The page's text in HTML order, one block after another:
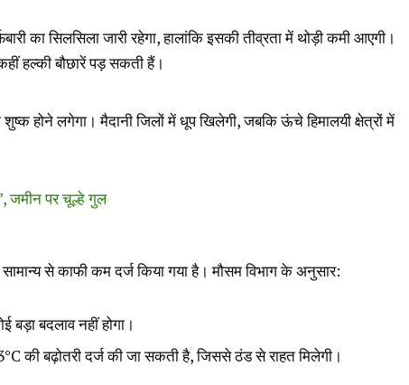
का सिलसिला जारी रहेगा, हालांकि इसकी तीव्रता में थोड़ी कमी आएगी।
हल्की बौछारें पड़ सकती हैं।
होने लगेगा। मैदानी जिलों में धूप खिलेगी, जबकि ऊंचे हिमालयी क्षेत्रों में
जमीन पर चूल्हे गुल
सामान्य से काफी कम दर्ज किया गया है। मौसम विभाग के अनुसार:
बदलाव नहीं होगा।
की बढ़ोतरी दर्ज की जा सकती है, जिससे ठंड से राहत मिलेगी।